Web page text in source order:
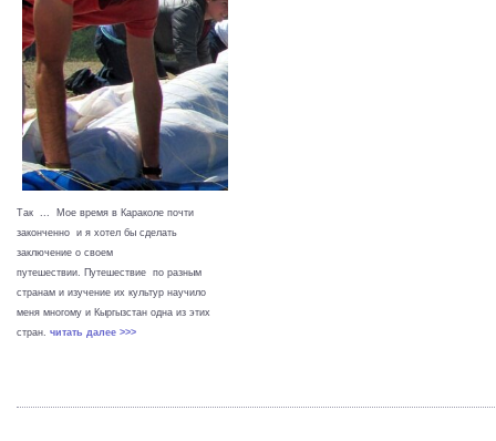
Так ... Мое время в Караколе почти
законченно и я хотел бы сделать
заключение о своем
путешествии. Путешествие по разным
странам и изучение их культур научило
меня многому и Кыргызстан одна из этих
стран. читать далее >>>